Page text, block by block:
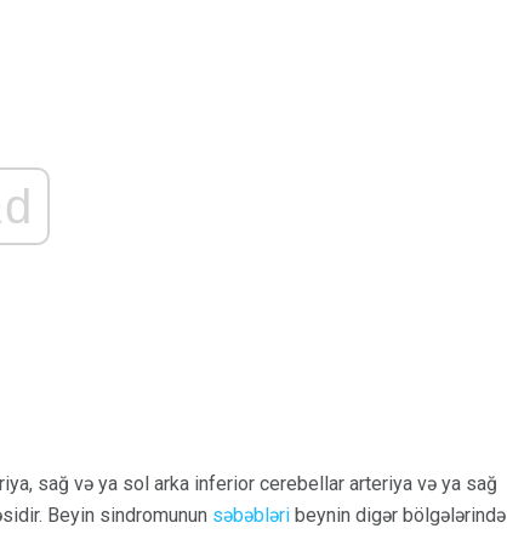
sağ və ya sol arka inferior cerebellar arteriya və ya sağ
Beyin sindromunun səbəbləri beynin digər bölgələrində